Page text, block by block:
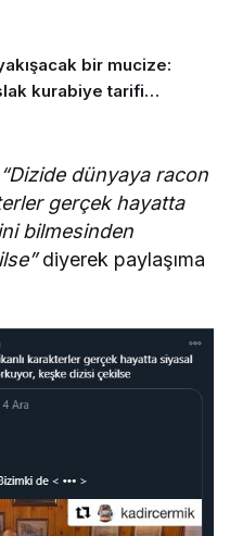
bir mucize:
kurabiye tarifi…
“Dizide dünyaya racon
gerçek hayatta
bilmesinden
diyerek paylaşıma